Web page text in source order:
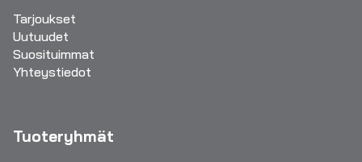
Tarjoukset
Uutuudet
Suosituimmat
Yhteystiedot
Tuoteryhmät